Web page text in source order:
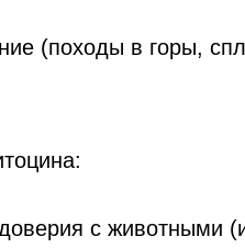
(походы в горы,
с животными